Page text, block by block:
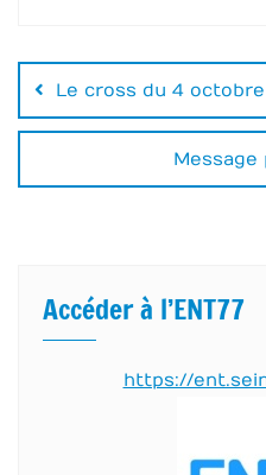
Navigation
de
l’article
Le cross du 4
Message
Accéder à l’ENT77
https://